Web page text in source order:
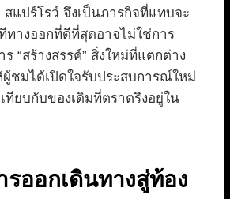
สแปร์โรว์ จึงเป็นภารกิจที่แทบจะ
ทางออกที่ดีที่สุดอาจไม่ใช่การ
“สร้างสรรค์” สิ่งใหม่ที่แตกต่าง
ผู้ชมได้เปิดใจรับประสบการณ์ใหม่
ทียบกับของเดิมที่ตราตรึงอยู่ใน
ออกเดินทางสู่ท้อง